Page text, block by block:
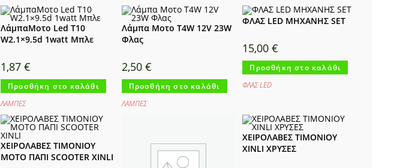
ΛάμπαΜοτο Led T10
W2.1×9.5d 1watt Μπλε
1,87€
Προσθήκη στο καλάθι
ΛΑΜΠΕΣ
Λάμπα Μοτο T4W 12V 23W
Φλας
2,50 €
Προσθήκη στο καλάθι
ΛΑΜΠΕΣ
ΦΛΑΣ LED ΜΗΧΑΝΗΣ SET
15,00€
Προσθήκη στο καλάθι
ΦΛΑΣ LED
ΧΕΙΡΟΛΑΒΕΣ ΤΙΜΟΝΙΟΥ
ΜΟΤΟ ΠΑΠΙ SCOOTER XINLI
ΧΕΙΡΟΛΑΒΕΣ ΤΙΜΟΝΙΟΥ
XINLI ΧΡΥΣΕΣ